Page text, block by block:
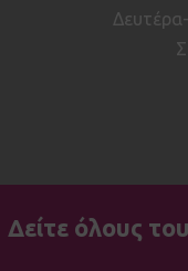
Δείτε όλους